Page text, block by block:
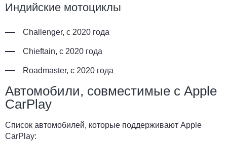
Индийские мотоциклы
Challenger, с 2020 года
Chieftain, с 2020 года
Roadmaster, с 2020 года
Автомобили, совместимые с Apple
CarPlay
Список автомобилей, которые поддерживают Apple
CarPlay: